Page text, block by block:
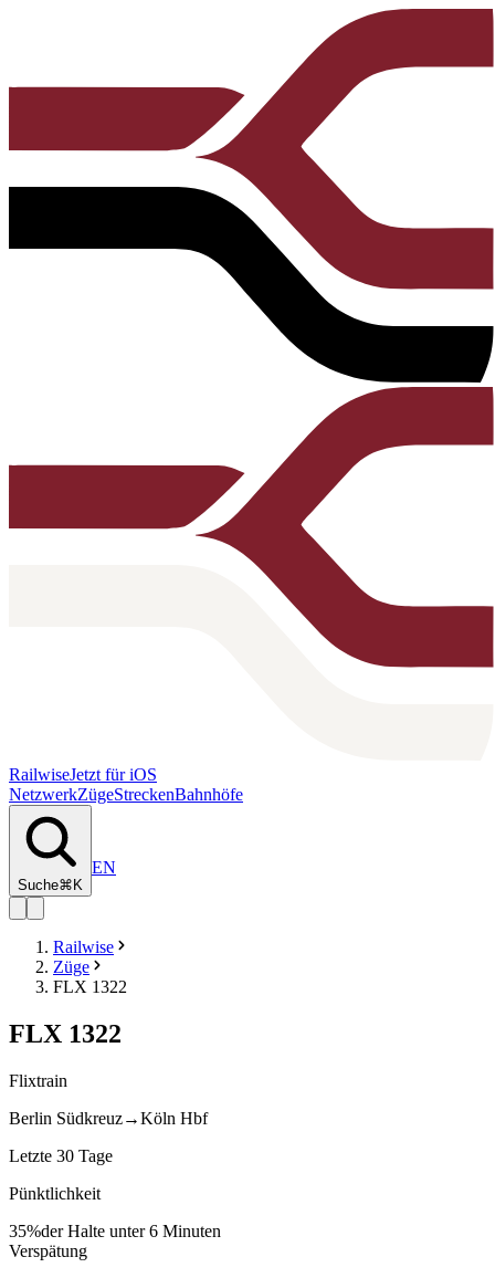
RailwiseJetzt für iOS
NetzwerkZügeStreckenBahnhöfe
Suche⌘K
EN
Railwise
Züge
FLX 1322
FLX 1322
Flixtrain
Berlin Südkreuz→Köln Hbf
Letzte 30 Tage
Pünktlichkeit
35%der Halte unter 6 Minuten
Verspätung